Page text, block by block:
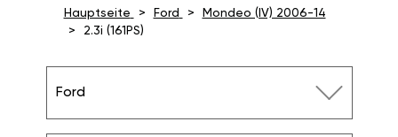
Hauptseite Ford
Mondeo (IV) 2006-14
2.3i (161PS)
Ford